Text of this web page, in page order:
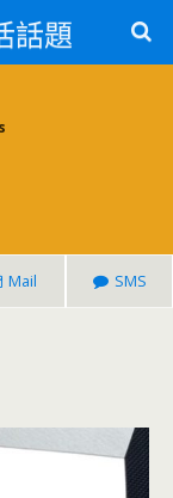
話題
Mail SMS